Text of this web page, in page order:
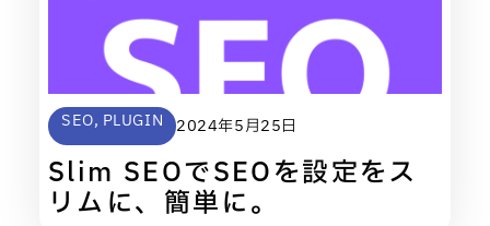
SEO, PLUGIN 2024年5月25日
Slim SEOでSEOを設定をス
リムに、簡単に。